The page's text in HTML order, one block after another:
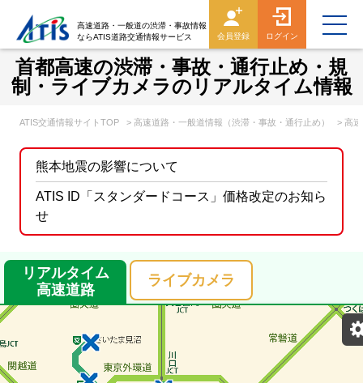
高速道路・一般道の渋滞・事故情報
ならATIS道路交通情報サービス
会員登録 ログイン
首都高速の渋滞・事故・通行止め・規
制・ライブカメラのリアルタイム情報
ATIS交通情報サイトTOP > 高速道路・一般道情報（渋滞・事故・通行止め） > 高
熊本地震の影響について
ATIS ID「スタンダードコース」価格改定のお知ら
せ
リアルタイム
高速道路
ライブカメラ
渋滞 通行止め
チェーン規制等